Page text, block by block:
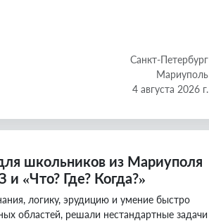
Санкт-Петербург
Мариуполь
4 августа 2026 г.
школьников из Мариуполя
«Что? Где? Когда?»
логику, эрудицию и умение быстро
областей, решали нестандартные задачи